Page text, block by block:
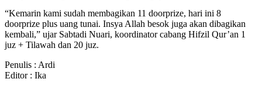
“Kemarin kami sudah membagikan 11 doorprize, hari ini 8
doorprize plus uang tunai. Insya Allah besok juga akan dibagikan
kembali,” ujar Sabtadi Nuari, koordinator cabang Hifzil Qur’an 1
juz + Tilawah dan 20 juz.
Penulis : Ardi
Editor : Ika